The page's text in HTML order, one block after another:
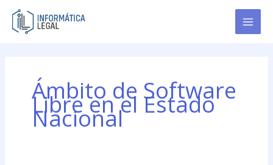
contenido
Ámbito de Software
Libre en el Estado
Nacional